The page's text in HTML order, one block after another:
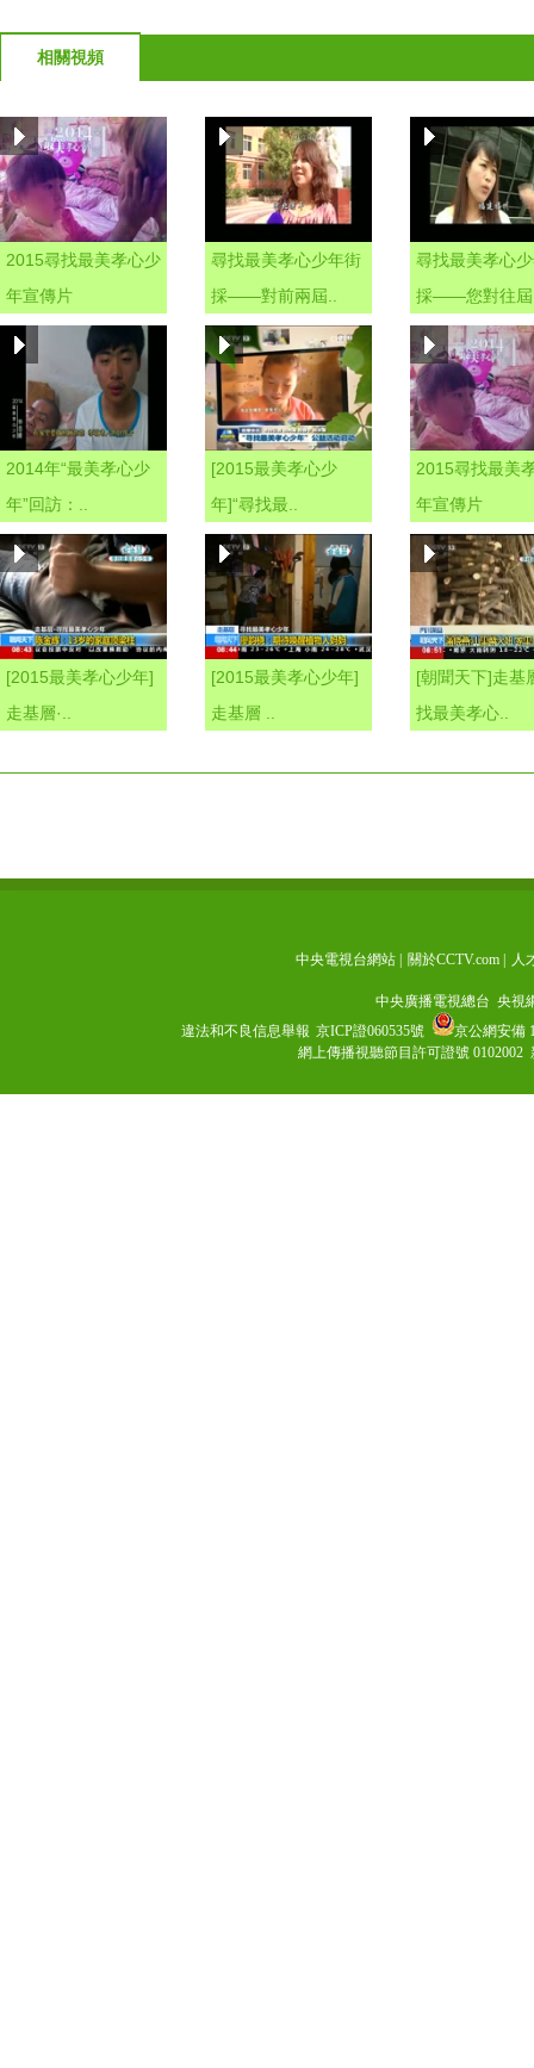
相關視頻
2015尋找最美孝心少
年宣傳片
尋找最美孝心少年街
採——對前兩屆..
尋找最美孝心
採——您對往
2014年“最美孝心少
年”回訪：..
[2015最美孝心少
年]“尋找最..
2015尋找最美
年宣傳片
[2015最美孝心少年]
走基層·..
[2015最美孝心少年]
走基層 ..
[朝聞天下]走基
找最美孝心..
中央電視台網站 關於CCTV.com 人
中央廣播電視總台 央視
違法和不良信息舉報 京ICP證060535號
京公網安備
網上傳播視聽節目許可證號 0102002